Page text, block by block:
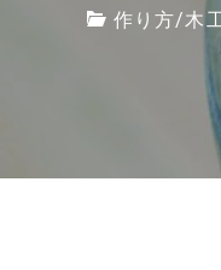
作り方/木